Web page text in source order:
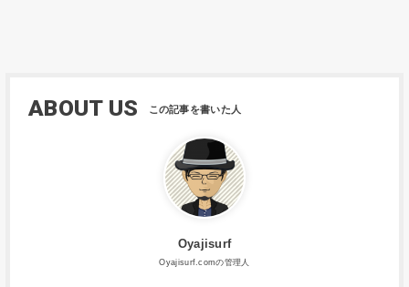
ABOUT US
Oyajisurf
Oyajisurf.comの管理人